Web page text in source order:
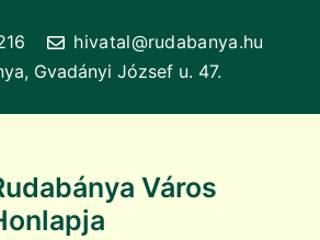
hivatal@rudabanya.hu
Gvadányi József u. 47.
Város